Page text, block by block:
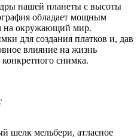
нашей планеты с высоты
обладает мощным
на окружающий мир.
для создания платков и, дав
влияние на жизнь
снимка.
шелк мельбери, атласное